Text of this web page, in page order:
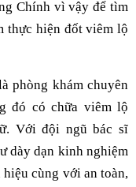
Chính vì vậy để tìm
thực hiện đốt viêm lộ
phòng khám chuyên
đó có chữa viêm lộ
Với đội ngũ bác sĩ
dày dạn kinh nghiệm
cùng với an toàn,